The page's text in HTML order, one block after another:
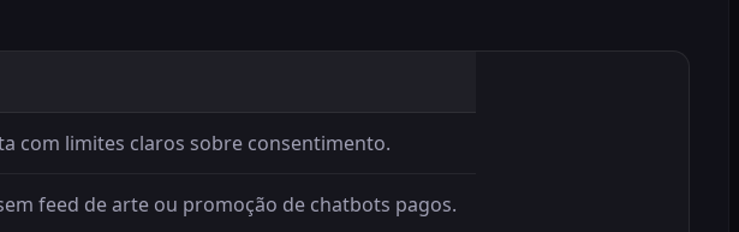
com limites claros sobre consentimento.
feed de arte ou promoção de chatbots pagos.